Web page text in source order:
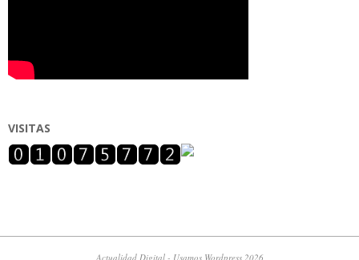
VISITAS
Actualidad Digital - Usamos Wordpress 2026